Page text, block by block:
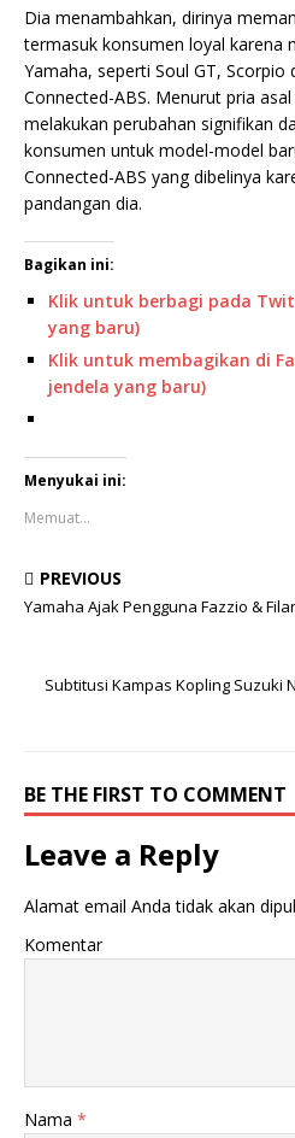
Dia menambahkan, dirinya
termasuk konsumen loyal karena
Yamaha, seperti Soul GT, Scorpio
Connected-ABS. Menurut pria
melakukan perubahan signifikan
konsumen untuk model-model
Connected-ABS yang dibelinya
pandangan dia.
Bagikan ini:
Klik untuk berbagi pada
yang baru)
Klik untuk membagikan di
jendela yang baru)
Menyukai ini:
Memuat...
PREVIOUS
Yamaha Ajak Pengguna Fazzio &
Subtitusi Kampas Kopling Suzuki
BE THE FIRST TO COMMENT
Leave a Reply
Alamat email Anda tidak akan
Komentar
Nama *